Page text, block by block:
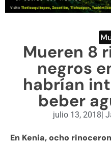
Mueren 8
negros
habrían
beber
julio 13, 2018|
En Kenia, ocho